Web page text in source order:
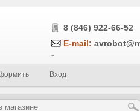
8 (846) 922-66-52
E-mail:
-
Вход